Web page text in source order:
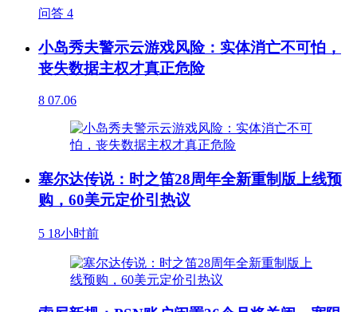
问答 4
小岛秀夫警示云游戏风险：实体消亡不可怕，
丧失数据主权才真正危险
8 07.06
塞尔达传说：时之笛28周年全新重制版上线预
购，60美元定价引热议
5 18小时前